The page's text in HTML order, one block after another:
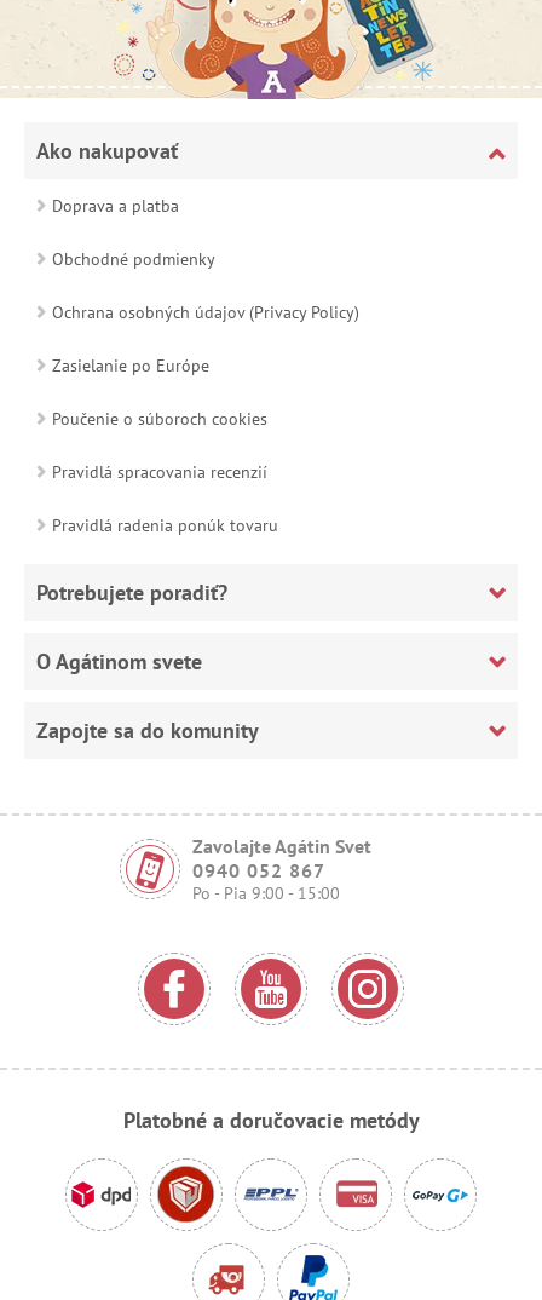
Ako nakupovať
Doprava a platba
Obchodné podmienky
Ochrana osobných údajov (Privacy Policy)
Zasielanie po Európe
Poučenie o súboroch cookies
Pravidlá spracovania recenzií
Pravidlá radenia ponúk tovaru
Potrebujete poradiť?
O Agátinom svete
Zapojte sa do komunity
Zavolajte Agátin Svet
0940 052 867
Po - Pia 9:00 - 15:00
Platobné a doručovacie metódy